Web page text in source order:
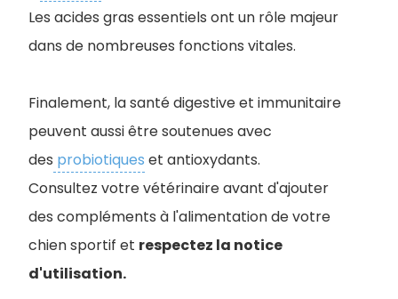
Les acides gras essentiels ont un rôle majeur
dans de nombreuses fonctions vitales.
Finalement, la santé digestive et immunitaire
peuvent aussi être soutenues avec
des probiotiques et antioxydants.
Consultez votre vétérinaire avant d'ajouter
des compléments à l'alimentation de votre
chien sportif et respectez la notice
d'utilisation.